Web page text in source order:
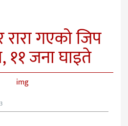
रारा गएको जिप
११ जना घाइते